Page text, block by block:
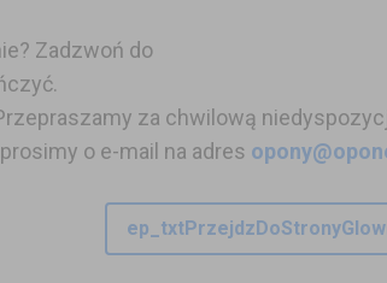
Zadzwoń do
za chwilową
o e-mail na adres